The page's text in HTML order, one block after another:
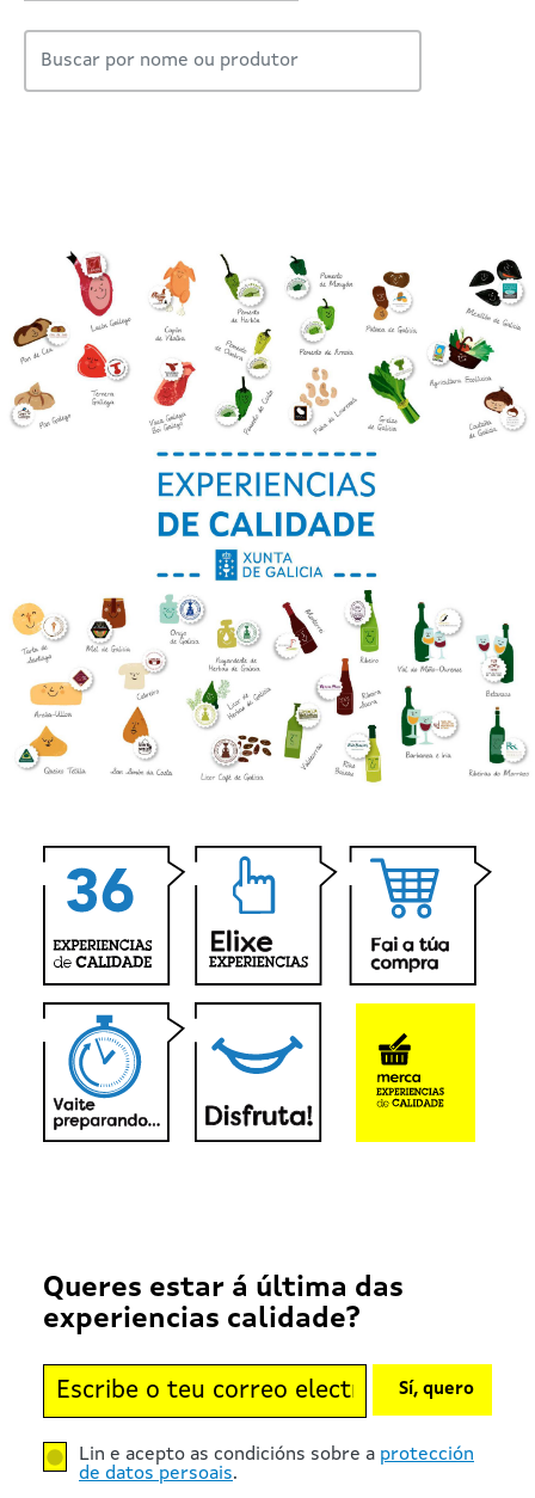
Queres estar á última das
experiencias calidade?
Lin e acepto as condicións sobre a protección
de datos persoais.
Sí, quero